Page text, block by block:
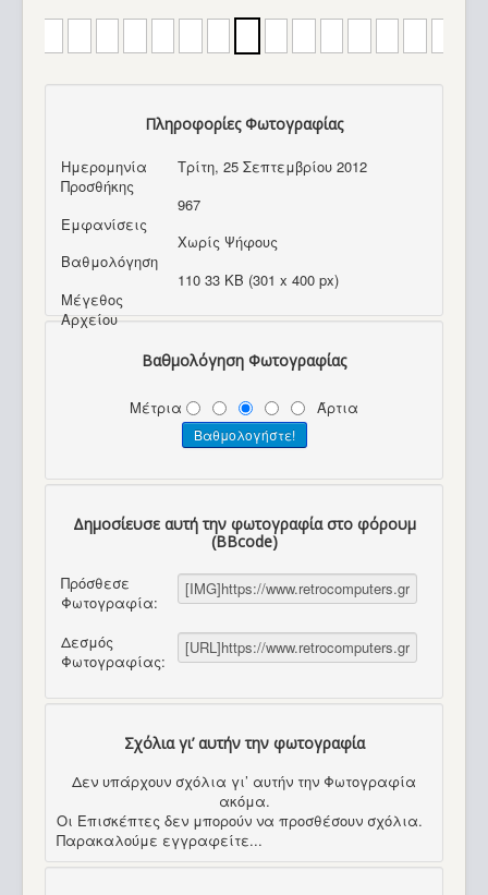
Πληροφορίες Φωτογραφίας
Ημερομηνία
Προσθήκης
Τρίτη, 25 Σεπτεμβρίου 2012
Εμφανίσεις
967
Βαθμολόγηση
Χωρίς Ψήφους
Μέγεθος
Αρχείου
110 33 KB (301 x 400 px)
Βαθμολόγηση Φωτογραφίας
Μέτρια Άρτια
Δημοσίευσε αυτή την φωτογραφία στο φόρουμ
(BBcode)
Πρόσθεσε
Φωτογραφία:
Δεσμός
Φωτογραφίας:
Σχόλια γι’ αυτήν την φωτογραφία
Δεν υπάρχουν σχόλια γι’ αυτήν την Φωτογραφία
ακόμα.
Οι Επισκέπτες δεν μπορούν να προσθέσουν σχόλια.
Παρακαλούμε εγγραφείτε...